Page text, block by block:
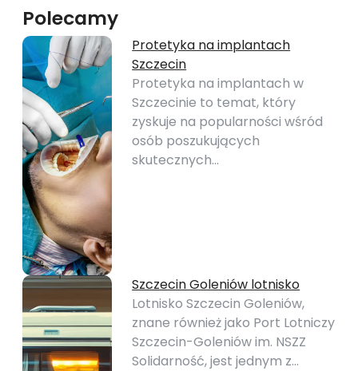
Polecamy
Protetyka na implantach
Szczecin
Protetyka na implantach w
Szczecinie to temat, który
zyskuje na popularności wśród
osób poszukujących
skutecznych…
Szczecin Goleniów lotnisko
Lotnisko Szczecin Goleniów,
znane również jako Port Lotniczy
Szczecin-Goleniów im. NSZZ
Solidarność, jest jednym z…